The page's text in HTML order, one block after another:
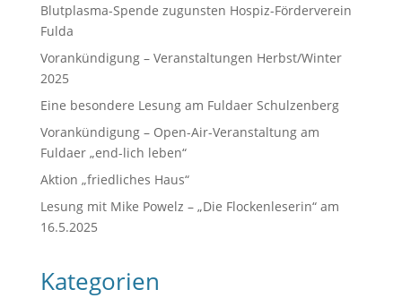
Blutplasma-Spende zugunsten Hospiz-Förderverein
Fulda
Vorankündigung – Veranstaltungen Herbst/Winter
2025
Eine besondere Lesung am Fuldaer Schulzenberg
Vorankündigung – Open-Air-Veranstaltung am
Fuldaer „end-lich leben“
Aktion „friedliches Haus“
Lesung mit Mike Powelz – „Die Flockenleserin“ am
16.5.2025
Kategorien